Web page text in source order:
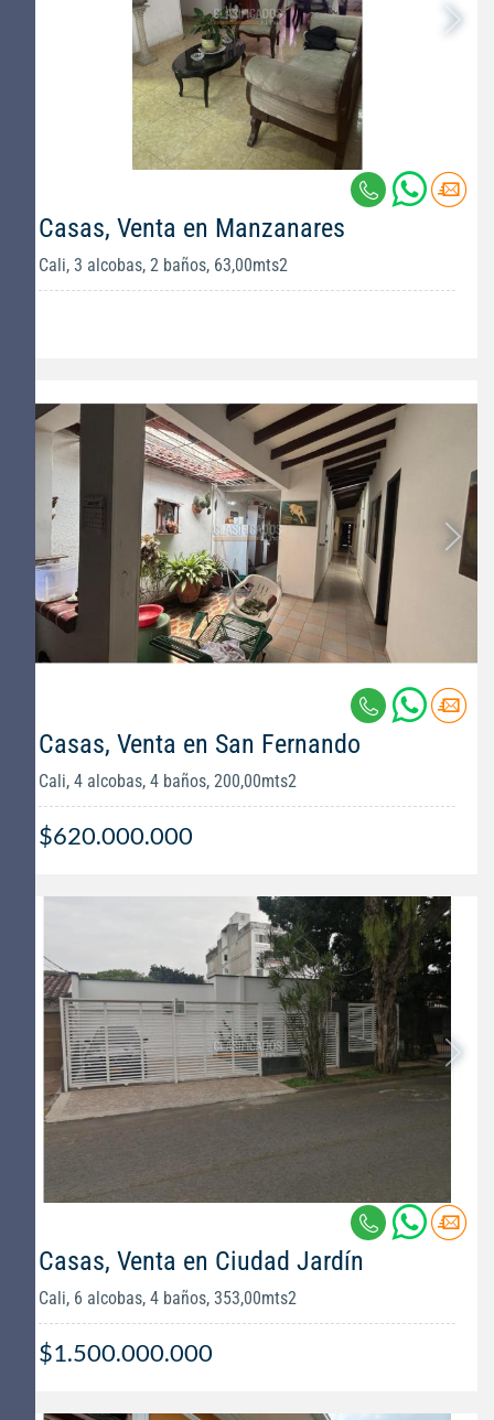
Casas, Venta en Manzanares
Cali, 3 alcobas, 2 baños, 63,00mts2
Casas, Venta en San Fernando
Cali, 4 alcobas, 4 baños, 200,00mts2
$620.000.000
Casas, Venta en Ciudad Jardín
Cali, 6 alcobas, 4 baños, 353,00mts2
$1.500.000.000